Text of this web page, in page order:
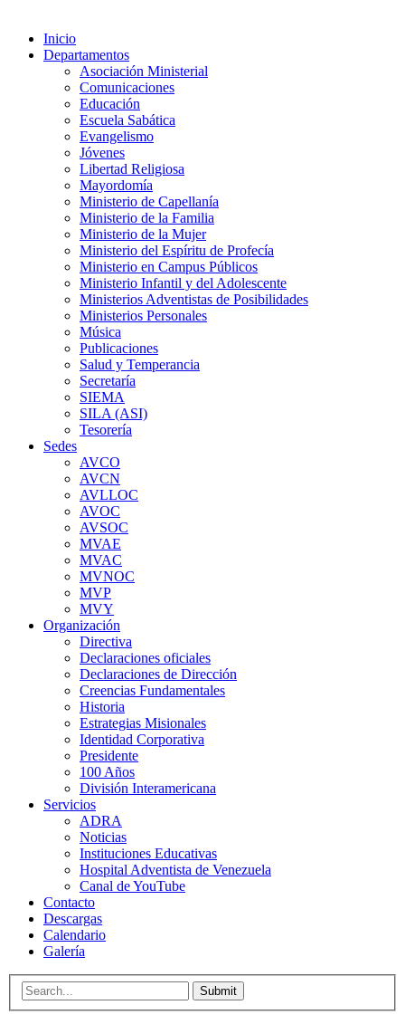
Inicio
Departamentos
Asociación Ministerial
Comunicaciones
Educación
Escuela Sabática
Evangelismo
Jóvenes
Libertad Religiosa
Mayordomía
Ministerio de Capellanía
Ministerio de la Familia
Ministerio de la Mujer
Ministerio del Espíritu de Profecía
Ministerio en Campus Públicos
Ministerio Infantil y del Adolescente
Ministerios Adventistas de Posibilidades
Ministerios Personales
Música
Publicaciones
Salud y Temperancia
Secretaría
SIEMA
SILA (ASI)
Tesorería
Sedes
AVCO
AVCN
AVLLOC
AVOC
AVSOC
MVAE
MVAC
MVNOC
MVP
MVY
Organización
Directiva
Declaraciones oficiales
Declaraciones de Dirección
Creencias Fundamentales
Historia
Estrategias Misionales
Identidad Corporativa
Presidente
100 Años
División Interamericana
Servicios
ADRA
Noticias
Instituciones Educativas
Hospital Adventista de Venezuela
Canal de YouTube
Contacto
Descargas
Calendario
Galería
Submit